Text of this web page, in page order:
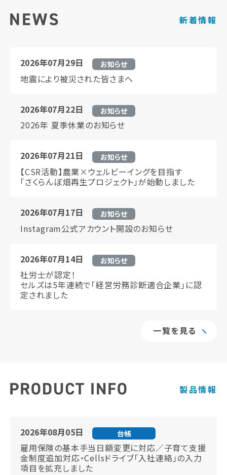
新着情報
2026年07月29日 お知らせ
地震により被災された皆さまへ
2026年07月22日 お知らせ
2026年 夏季休業のお知らせ
2026年07月21日 お知らせ
【CSR活動】農業×ウェルビーイングを目指す
「さくらんぼ畑再生プロジェクト」が始動しました
2026年07月17日 お知らせ
Instagram公式アカウント開設のお知らせ
2026年07月14日 お知らせ
社労士が認定！
セルズは5年連続で「経営労務診断適合企業」に認
定されました
一覧を見る
製品情報
2026年08月05日 台帳
雇用保険の基本手当日額変更に対応／子育て支援
金制度追加対応・Cellsドライブ「入社連絡」の入力
項目を拡充しました